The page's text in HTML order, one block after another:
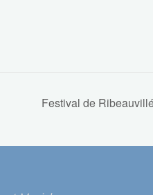
Festival de